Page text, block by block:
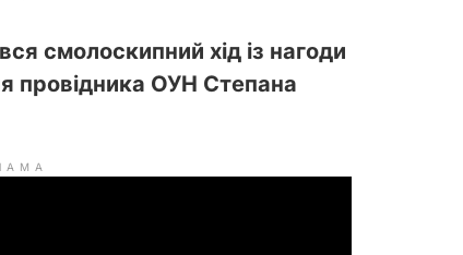
смолоскипний хід із нагоди
провідника ОУН Степана